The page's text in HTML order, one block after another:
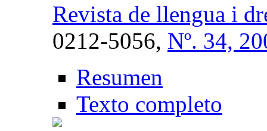
Revista de llengua i
0212-5056, Nº. 34,
Resumen
Texto completo